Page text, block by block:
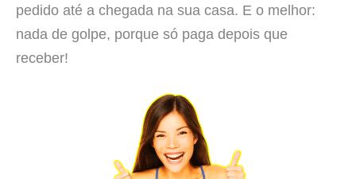
pedido até a chegada na sua casa. E o melhor:
nada de golpe, porque só paga depois que
receber!